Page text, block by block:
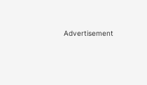
Advertisement